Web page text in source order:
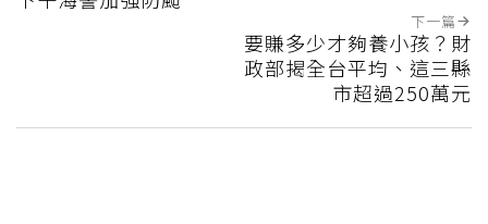
下一篇
要賺多少才夠養小孩？財
政部揭全台平均、這三縣
市超過250萬元